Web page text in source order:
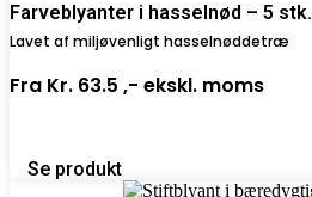
Farveblyanter i hasselnød – 5 stk.
Lavet af miljøvenligt hasselnøddetræ
Fra Kr. 63.5 ,- ekskl. moms
Se produkt